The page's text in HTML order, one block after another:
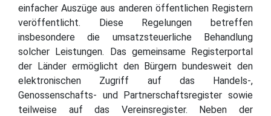
einfacher Auszüge aus anderen öffentlichen Registern
veröffentlicht. Diese Regelungen betreffen
insbesondere die umsatzsteuerliche Behandlung
solcher Leistungen. Das gemeinsame Registerportal
der Länder ermöglicht den Bürgern bundesweit den
elektronischen Zugriff auf das Handels-,
Genossenschafts- und Partnerschaftsregister sowie
teilweise auf das Vereinsregister. Neben der